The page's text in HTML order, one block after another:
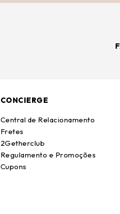
CONCIERGE
Central de Relacionamento
Fretes
2Getherclub
Regulamento e Promoções
Cupons